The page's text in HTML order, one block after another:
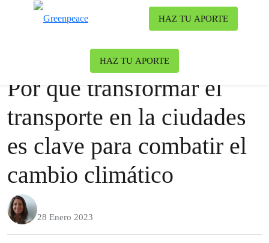
HAZ TU APORTE
HAZ TU APORTE
Blog | Clima y Energía
Por qué transformar el
transporte en la ciudades
es clave para combatir el
cambio climático
28 Enero 2023